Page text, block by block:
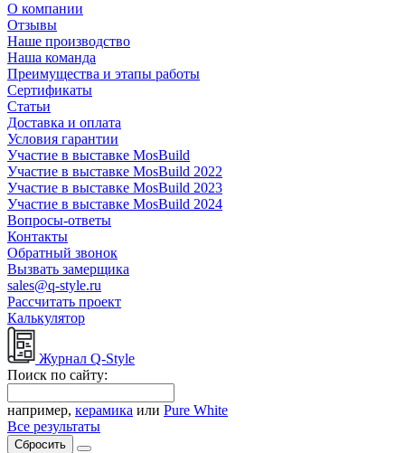
О компании
Отзывы
Наше производство
Наша команда
Преимущества и этапы работы
Сертификаты
Статьи
Доставка и оплата
Условия гарантии
Участие в выставке MosBuild
Участие в выставке MosBuild 2022
Участие в выставке MosBuild 2023
Участие в выставке MosBuild 2024
Вопросы-ответы
Контакты
Обратный звонок
Вызвать замерщика
sales@q-style.ru
Рассчитать проект
Калькулятор
Журнал Q-Style
Поиск по сайту:
например, керамика или Pure White
Все результаты
Сбросить